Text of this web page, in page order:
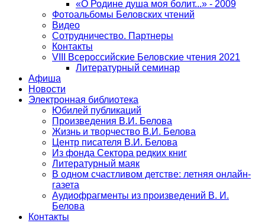
«О Родине душа моя болит...» - 2009
Фотоальбомы Беловских чтений
Видео
Сотрудничество. Партнеры
Контакты
VIII Всероссийские Беловские чтения 2021
Литературный семинар
Афиша
Новости
Электронная библиотека
Юбилей публикаций
Произведения В.И. Белова
Жизнь и творчество В.И. Белова
Центр писателя В.И. Белова
Из фонда Сектора редких книг
Литературный маяк
В одном счастливом детстве: летняя онлайн-
газета
Аудиофрагменты из произведений В. И.
Белова
Контакты